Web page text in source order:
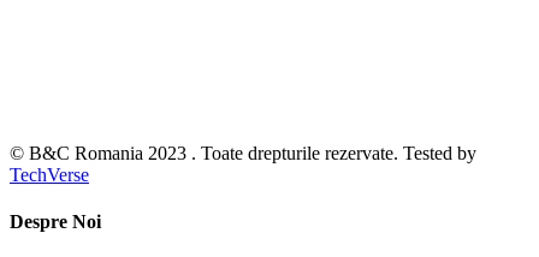
© B&C Romania 2023 . Toate drepturile rezervate. Tested by
TechVerse
Despre Noi